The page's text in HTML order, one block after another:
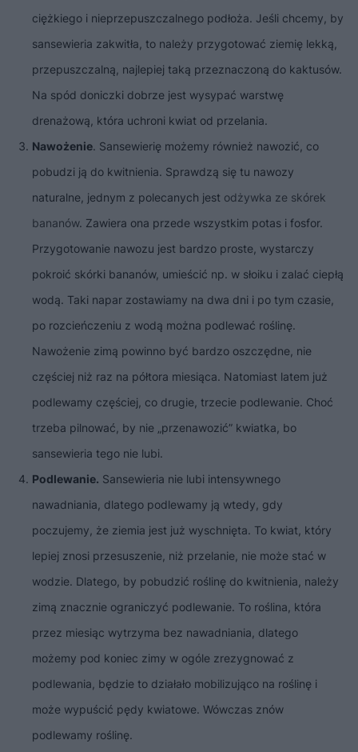
ciężkiego i nieprzepuszczalnego podłoża. Jeśli chcemy, by
sansewieria zakwitła, to należy przygotować ziemię lekką,
przepuszczalną, najlepiej taką przeznaczoną do kaktusów.
Na spód doniczki dobrze jest wysypać warstwę
drenażową, która uchroni kwiat od przelania.
Nawożenie. Sansewierię możemy również nawozić, co
pobudzi ją do kwitnienia. Sprawdzą się tu nawozy
naturalne, jednym z polecanych jest odżywka ze skórek
bananów. Zawiera ona przede wszystkim potas i fosfor.
Przygotowanie nawozu jest bardzo proste, wystarczy
pokroić skórki bananów, umieścić np. w słoiku i zalać ciepłą
wodą. Taki napar zostawiamy na dwa dni i po tym czasie,
po rozcieńczeniu z wodą można podlewać roślinę.
Nawożenie zimą powinno być bardzo oszczędne, nie
częściej niż raz na półtora miesiąca. Natomiast latem już
podlewamy częściej, co drugie, trzecie podlewanie. Choć
trzeba pilnować, by nie „przenawozić” kwiatka, bo
sansewieria tego nie lubi.
Podlewanie. Sansewieria nie lubi intensywnego
nawadniania, dlatego podlewamy ją wtedy, gdy
poczujemy, że ziemia jest już wyschnięta. To kwiat, który
lepiej znosi przesuszenie, niż przelanie, nie może stać w
wodzie. Dlatego, by pobudzić roślinę do kwitnienia, należy
zimą znacznie ograniczyć podlewanie. To roślina, która
przez miesiąc wytrzyma bez nawadniania, dlatego
możemy pod koniec zimy w ogóle zrezygnować z
podlewania, będzie to działało mobilizująco na roślinę i
może wypuścić pędy kwiatowe. Wówczas znów
podlewamy roślinę.